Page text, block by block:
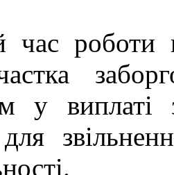
час роботи
у